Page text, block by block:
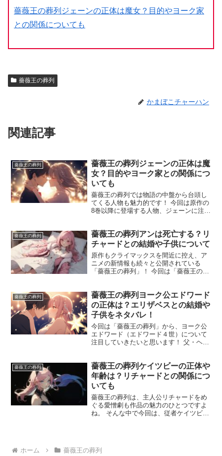
薔薇王の葬列ジェーンの正体は魔女？目的やヨーク家
との関係についても
薔薇王の葬列
かまぼこチャーハン
関連記事
薔薇王の葬列
薔薇王の葬列ジェーンの正体は魔
女？目的やヨーク家との関係につ
いても
薔薇王の葬列では物語の中盤から台頭し
てくる人物も魅力的です！ 今回は原作の
8巻以降に登場する人物、ジェーンに注目
すが、物語の終盤まで重要人物として何
度も重要な場面を担...
薔薇王の葬列
薔薇王の葬列アンは死亡する？リ
チャードとの結婚や子供について
原作もクライマックスを間近に控え、ア
ニメの新情報も続々と公開されている
「薔薇王の葬列」！ 今回は「薔薇王の葬
ン・ネヴィルは、ヨーク公の側近だった
ウォリック伯の娘のひとり...
薔薇王の葬列
薔薇王の葬列ヨーク公エドワード
の正体は？エリザベスとの結婚や
子供をネタバレ！
今回は「薔薇王の葬列」から、ヨーク公
エドワード（エドワード４世）について
注目していきたいと思います！ 父・ヘン
ドワード4世。 カリスマ性はあり、人を
惹きつける力はある...
薔薇王の葬列
薔薇王の葬列ケイツビーの正体や
年齢は？リチャードとの関係につ
いても
薔薇王の葬列は、主人公リチャードをめ
ぐる愛憎劇も作品の魅力のひとつですよ
ね。 そんな中で今回は、従者ケイツビー
ホーム 薔薇王の葬列